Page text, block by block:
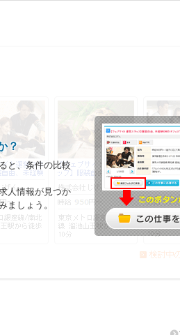
？
と、条件の比較
人情報が見つか
ましょう。